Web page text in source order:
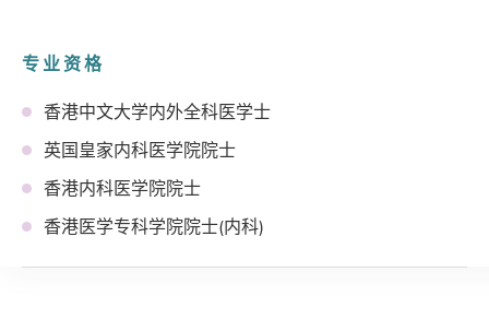
专业资格
香港中文大学内外全科医学士
英国皇家内科医学院院士
香港内科医学院院士
香港医学专科学院院士(内科)